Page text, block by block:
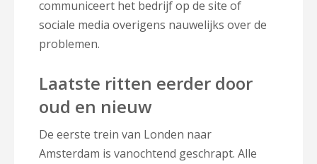
communiceert het bedrijf op de site of
sociale media overigens nauwelijks over de
problemen.
Laatste ritten eerder door
oud en nieuw
De eerste trein van Londen naar
Amsterdam is vanochtend geschrapt. Alle